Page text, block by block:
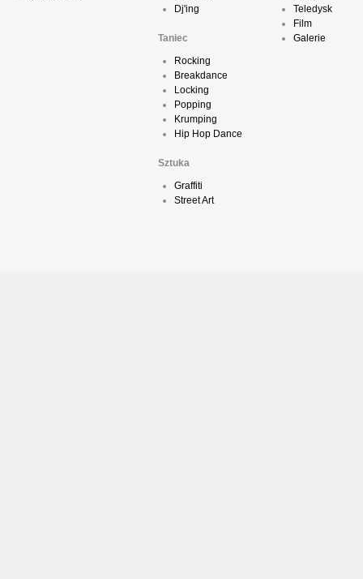
Dj'ing
Taniec
Rocking
Breakdance
Locking
Popping
Krumping
Hip Hop Dance
Sztuka
Graffiti
Street Art
Teledysk
Film
Galerie